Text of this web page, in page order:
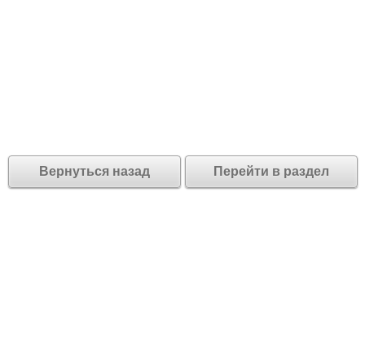
Вернуться назад Перейти в раздел